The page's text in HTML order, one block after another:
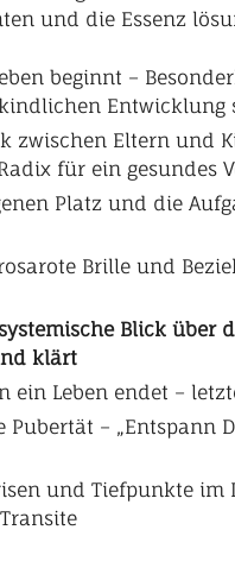
und die Essenz
beginnt –
Entwicklung
zwischen Eltern und
für ein gesundes
Platz und die
Brille und
Blick
klärt
ein Leben endet –
Pubertät –
und Tiefpunkte im